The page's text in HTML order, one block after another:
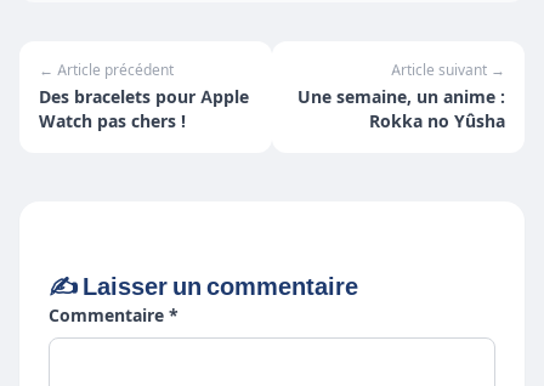
← Article précédent
Des bracelets pour Apple
Watch pas chers !
Article suivant →
Une semaine, un anime :
Rokka no Yûsha
✍️ Laisser un commentaire
Commentaire *